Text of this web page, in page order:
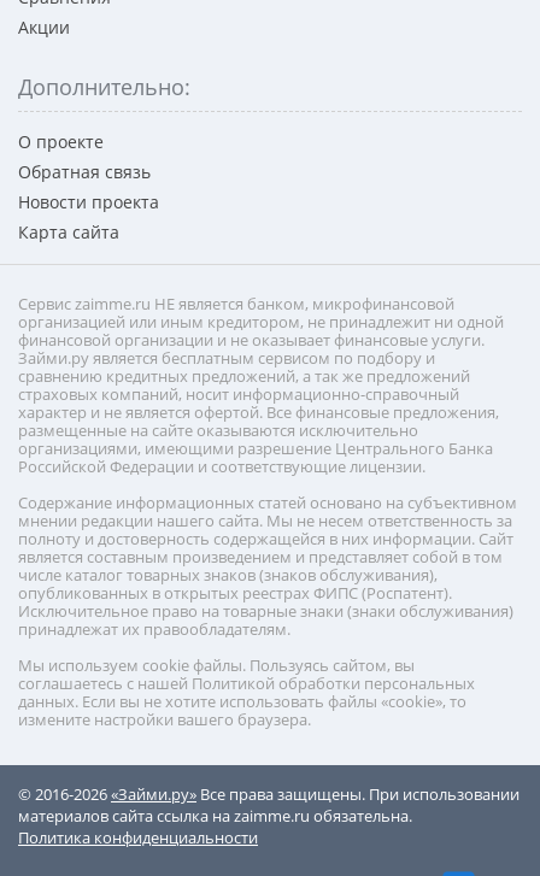
Акции
Дополнительно:
О проекте
Обратная связь
Новости проекта
Карта сайта
Сервис zaimme.ru НЕ является банком, микрофинансовой
организацией или иным кредитором, не принадлежит ни одной
финансовой организации и не оказывает финансовые услуги.
Займи.ру является бесплатным сервисом по подбору и
сравнению кредитных предложений, а так же предложений
страховых компаний, носит информационно-справочный
характер и не является офертой. Все финансовые предложения,
размещенные на сайте оказываются исключительно
организациями, имеющими разрешение Центрального Банка
Российской Федерации и соответствующие лицензии.
Содержание информационных статей основано на субъективном
мнении редакции нашего сайта. Мы не несем ответственность за
полноту и достоверность содержащейся в них информации. Сайт
является составным произведением и представляет собой в том
числе каталог товарных знаков (знаков обслуживания),
опубликованных в открытых реестрах ФИПС (Роспатент).
Исключительное право на товарные знаки (знаки обслуживания)
принадлежат их правообладателям.
Мы используем cookie файлы. Пользуясь сайтом, вы
соглашаетесь с нашей Политикой обработки персональных
данных. Если вы не хотите использовать файлы «cookie», то
измените настройки вашего браузера.
© 2016-2026«Займи.ру» Все права защищены. При использовании
материалов сайта ссылка на zaimme.ru обязательна.
Политика конфиденциальности